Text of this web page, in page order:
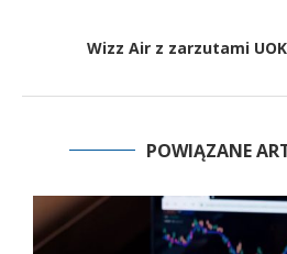
Wizz Air z zarzutami
POWIĄZANE